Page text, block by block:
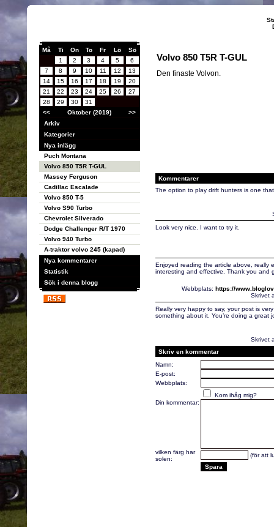
Må Ti On To Fr Lö
Sö
1
2 3 4 5
6
7
8 9 10 11 12
13
14
15 16 17 18 19
20
21
22 23 24 25 26
27
28
29 30
31
<<
Oktober (2019)
>>
Arkiv
Kategorier
Nya inlägg
Puch Montana
Volvo 850 T5R T-GUL
Massey Ferguson
Cadillac Escalade
Volvo 850 T-5
Volvo S90 Turbo
Chevrolet Silverado
Dodge Challenger R/T 1970
Volvo 940 Turbo
A-traktor volvo 245 (kapad)
Nya kommentarer
Statistik
Sök i denna blogg
Volvo 850 T5R T-GUL
Den finaste Volvon.
Kommentarer
The option to play drift hunters is one
Look very nice. I want to try it.
Enjoyed reading the article above, really
interesting and effective. Thank you and
Webbplats: https://
Skrivet
Really very happy to say, your post is
something about it. You’re doing a great
Skrivet
Skriv en kommentar
Namn:
E-post:
Webbplats:
Kom ihåg mig?
Din kommentar:
vilken färg har
solen:
(för att